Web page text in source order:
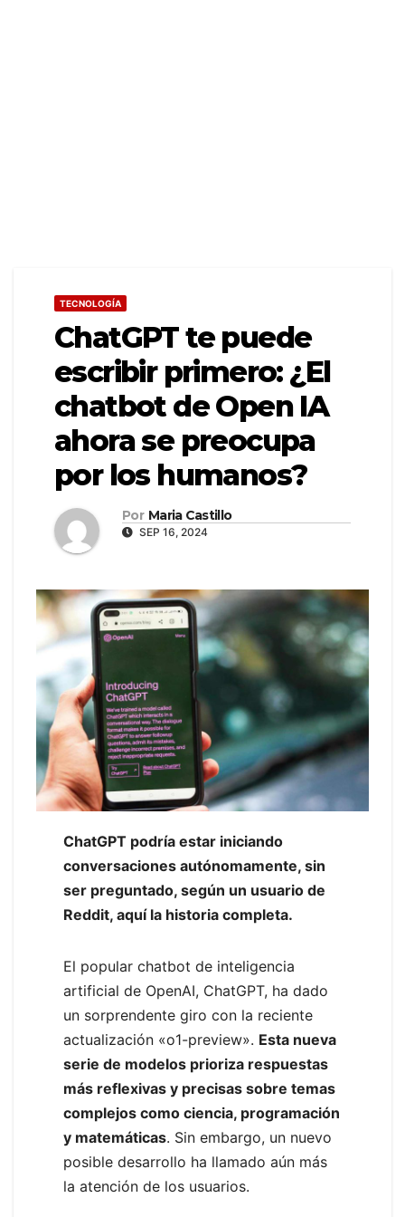
TECNOLOGÍA
ChatGPT te puede
escribir primero: ¿El
chatbot de Open IA
ahora se preocupa
por los humanos?
Por Maria Castillo
SEP 16, 2024
ChatGPT podría estar iniciando
conversaciones autónomamente, sin
ser preguntado, según un usuario de
Reddit, aquí la historia completa.
El popular chatbot de inteligencia
artificial de OpenAI, ChatGPT, ha dado
un sorprendente giro con la reciente
actualización «o1-preview». Esta nueva
serie de modelos prioriza respuestas
más reflexivas y precisas sobre temas
complejos como ciencia, programación
y matemáticas. Sin embargo, un nuevo
posible desarrollo ha llamado aún más
la atención de los usuarios.